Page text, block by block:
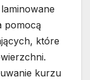
pomocą
które
kurzu